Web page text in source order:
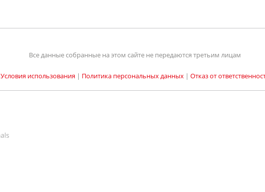
Все данные собранные на этом сайте не передаются третьим лицам
Условия использования| Политика персональных данных| Отказ от